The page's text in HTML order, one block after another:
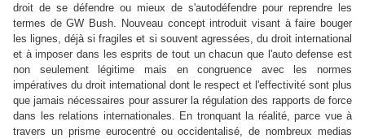
droit de se défendre ou mieux de s'autodéfendre pour reprendre les
termes de GW Bush. Nouveau concept introduit visant à faire bouger
les lignes, déjà si fragiles et si souvent agressées, du droit international
et à imposer dans les esprits de tout un chacun que l'auto defense est
non seulement légitime mais en congruence avec les normes
impératives du droit international dont le respect et l'effectivité sont plus
que jamais nécessaires pour assurer la régulation des rapports de force
dans les relations internationales. En tronquant la réalité, parce vue à
travers un prisme eurocentré ou occidentalisé, de nombreux medias